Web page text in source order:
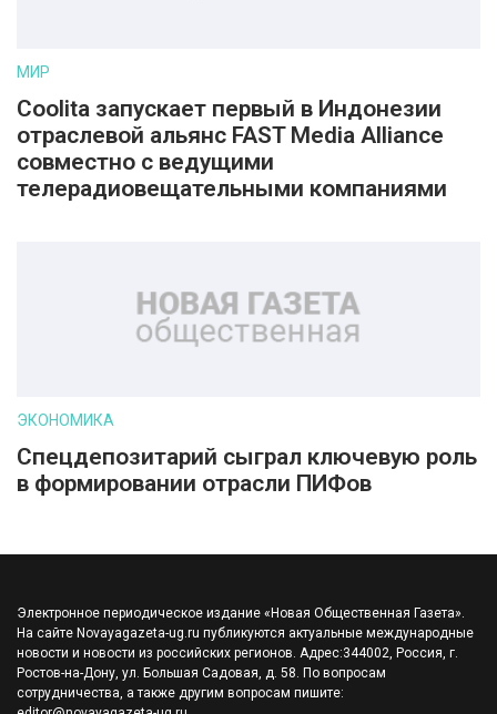
МИР
Coolita запускает первый в Индонезии
отраслевой альянс FAST Media Alliance
совместно с ведущими
телерадиовещательными компаниями
ЭКОНОМИКА
Спецдепозитарий сыграл ключевую роль
в формировании отрасли ПИФов
Электронное периодическое издание «Новая Общественная Газета».
На сайте Novayagazeta-ug.ru публикуются актуальные международные
новости и новости из российских регионов. Адрес:344002, Россия, г.
Ростов-на-Дону, ул. Большая Садовая, д. 58. По вопросам
сотрудничества, а также другим вопросам пишите: